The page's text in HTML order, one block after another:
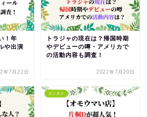
！年
や出演
年7月22日
トラジャの現在は？帰国時期
やデビューの噂・アメリカで
の活動内容も調査！
2022年7月20日
エンタメ